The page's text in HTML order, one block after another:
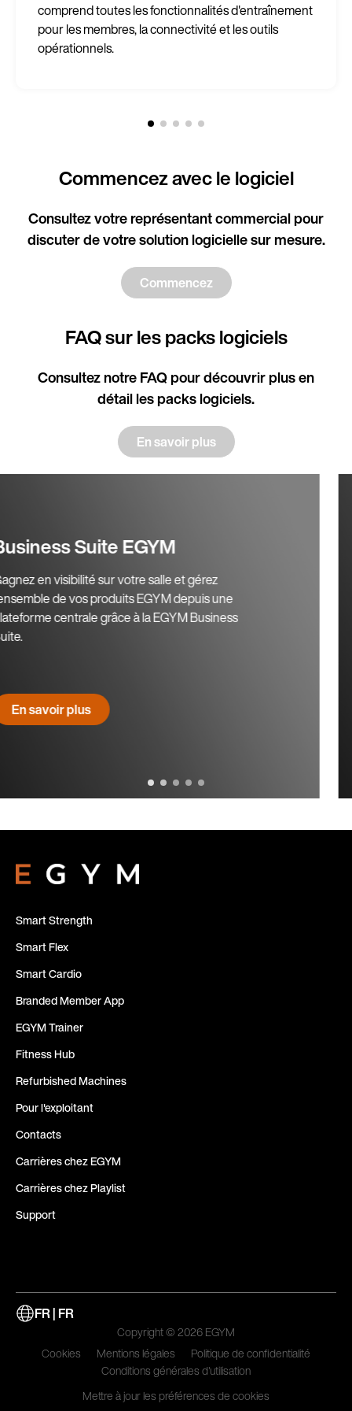
comprend toutes les fonctionnalités d'entraînement
pour les membres, la connectivité et les outils
opérationnels.
Commencez avec le logiciel
Consultez votre représentant commercial pour
discuter de votre solution logicielle sur mesure.
Commencez
FAQ sur les packs logiciels
Consultez notre FAQ pour découvrir plus en
détail les packs logiciels.
En savoir plus
IA EGYM Genius
L’IA au service de l’ensemble du club.
Entraînement personnalisé pour chaque
adhérent, adapté à votre club.
En savoir plus
Smart Strength
Smart Flex
Smart Cardio
Branded Member App
EGYM Trainer
Fitness Hub
Refurbished Machines
Pour l'exploitant
Contacts
Carrières chez EGYM
Carrières chez Playlist
Support
FR | FR
Copyright © 2026 EGYM
Cookies
Mentions légales
Politique de confidentialité
Conditions générales d'utilisation
Mettre à jour les préférences de cookies